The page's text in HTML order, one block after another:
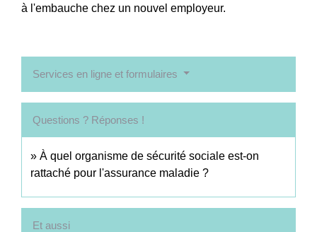
à l'embauche chez un nouvel employeur.
Services en ligne et formulaires
Questions ? Réponses !
À quel organisme de sécurité sociale est-on
rattaché pour l'assurance maladie ?
Et aussi